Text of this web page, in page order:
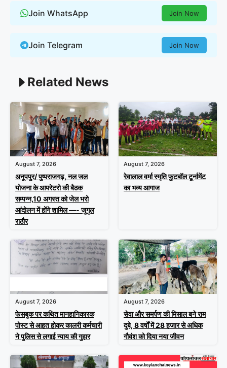
Join WhatsApp Join Now
Join Telegram Join Now
Related News
August 7, 2026
अनूपपुर/ पुष्पराजगढ़, नल जल
योजना के आपरेटरो की बैठक
सम्पन्न,10 अगस्त को जेल भरो
आंदोलन में होंगे शामिल —- जुगुल
राठौर
August 7, 2026
रेवालाल वर्मा स्मृति फुटबॉल टूर्नामेंट
का भव्य आगाज
August 7, 2026
फेसबुक पर कथित मानहानिकारक
पोस्ट से आहत होकर कालरी कर्मचारी
ने पुलिस से लगाई न्याय की गुहार
August 7, 2026
सेवा और समर्पण की मिसाल बने राम
दुबे, 8 वर्षों में 28 हजार से अधिक
गौवंश को दिया नया जीवन